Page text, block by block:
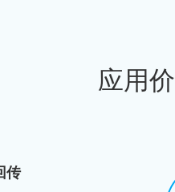
应用
传